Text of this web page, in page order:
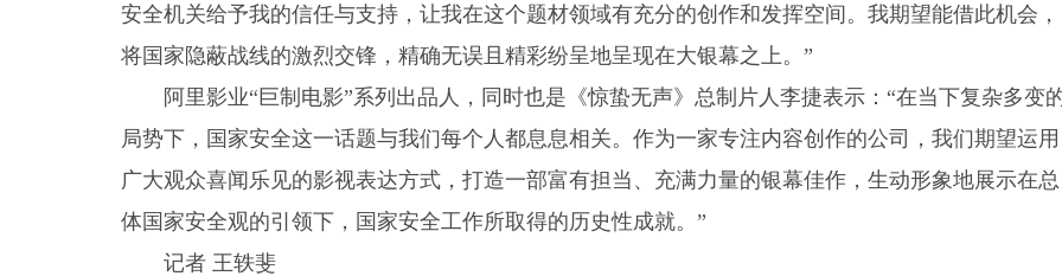
安全机关给予我的信任与支持，让我在这个题材领域有充分的创作和发挥空间。我期望能借此机会，
将国家隐蔽战线的激烈交锋，精确无误且精彩纷呈地呈现在大银幕之上。”
阿里影业“巨制电影”系列出品人，同时也是《惊蛰无声》总制片人李捷表示：“在当下复杂多变
局势下，国家安全这一话题与我们每个人都息息相关。作为一家专注内容创作的公司，我们期望运用
广大观众喜闻乐见的影视表达方式，打造一部富有担当、充满力量的银幕佳作，生动形象地展示在总
体国家安全观的引领下，国家安全工作所取得的历史性成就。”
记者 王轶斐